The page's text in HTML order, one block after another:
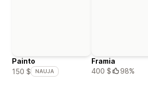
Painto
150 $
NAUJA
Framia
400 $
98%